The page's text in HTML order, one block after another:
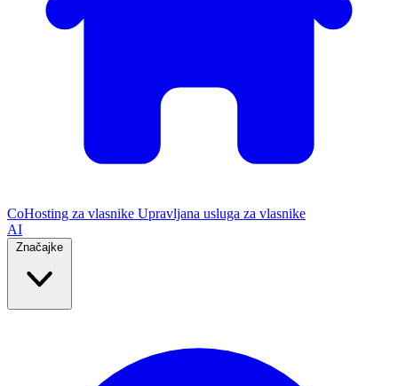
CoHosting za vlasnike Upravljana usluga za vlasnike
AI